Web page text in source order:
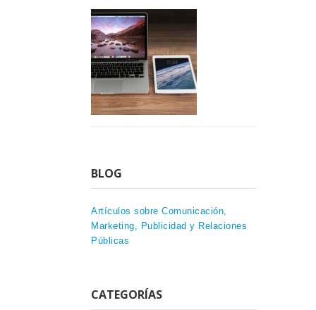
BLOG
Artículos sobre Comunicación,
Marketing, Publicidad y Relaciones
Públicas
CATEGORÍAS